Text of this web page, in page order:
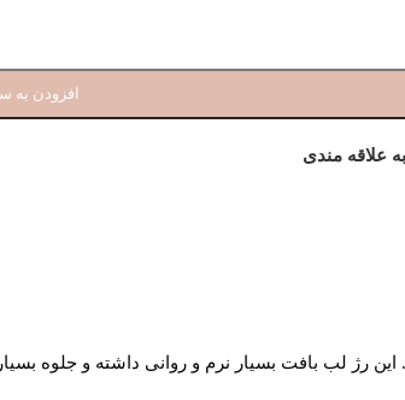
افزودن به
علاقه مندی
رژ لب بافت بسیار نرم و روانی داشته و جلوه